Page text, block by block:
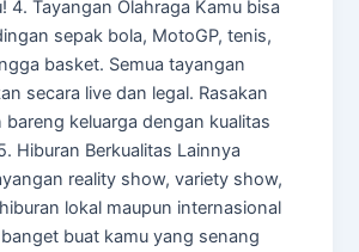
4. Tayangan Olahraga Kamu bisa
sepak bola, MotoGP, tenis,
basket. Semua tayangan
secara live dan legal. Rasakan
keluarga dengan kualitas
Hiburan Berkualitas Lainnya
reality show, variety show,
lokal maupun internasional
buat kamu yang senang